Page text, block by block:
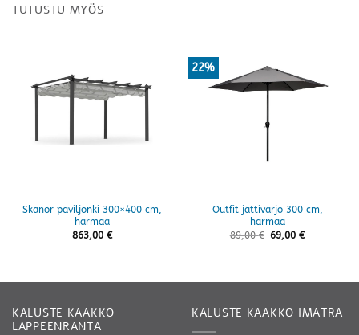
TUTUSTU MYÖS
Skanör paviljonki 300×400 cm,
harmaa
863,00 €
22%
Outfit jättivarjo 300 cm,
harmaa
89,00€ 69,00€
KALUSTE KAAKKO
LAPPEENRANTA
KALUSTE KAAKKO IMATRA